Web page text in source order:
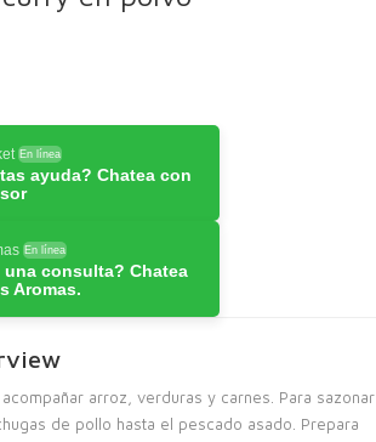
En línea
ayuda? Chatea con
En línea
una consulta? Chatea
Aromas.
arroz, verduras y carnes. Para sazonar
de pollo hasta el pescado asado. Prepara